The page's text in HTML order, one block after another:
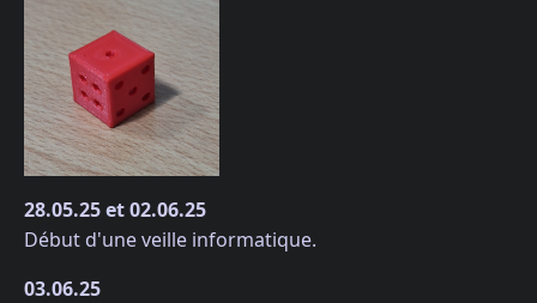
28.05.25 et 02.06.25
Début d'une veille informatique.
03.06.25